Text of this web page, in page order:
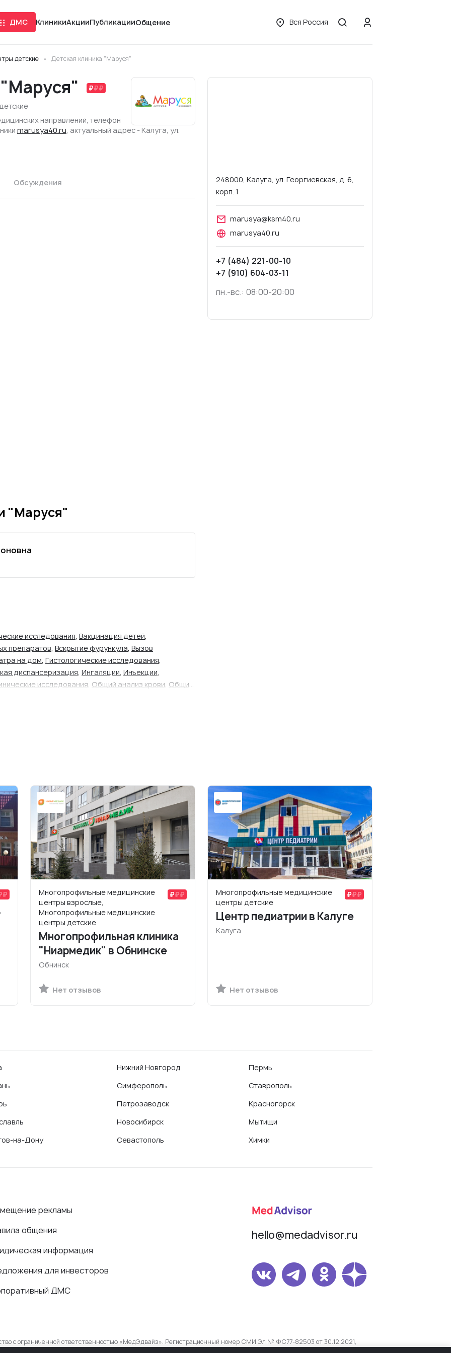
ДМС КлиникиАкцииПубликацииОбщение Вся Россия
детские Детская клиника "Маруся"
направлений, телефон
marusya40.ru, актуальный адрес - Калуга, ул.
Обсуждения
"Маруся"
исследования, Вакцинация детей,
препаратов, Вскрытие фурункула, Вызов
на дом, Гистологические исследования,
диспансеризация, Ингаляции, Инъекции,
исследования, Общий анализ крови, Общий
,СМТ,Спирография, Суточное
(СМАД),Теплотерапия (парафин, озокерит),
Удаление серных пробок,УЗИ мочевого
лимфоузлов ,УЗИ органов малого таза,УЗИ печени и
УЗИ селезенки,УЗИ суставов и
,УЗИ щитовидной железы,Ультразвуковое
сердечного ритма,
(ЭКГ) на дому,Электрофорез,
248000, Калуга, ул. Георгиевская, д. 6,
корп. 1
marusya@ksm40.ru
marusya40.ru
+7 (484) 221-00-10
+7 (910) 604-03-11
пн.-вс.: 08:00-20:00
Многопрофильные медицинские
центры взрослые,
Многопрофильные медицинские
центры детские
Многопрофильная клиника
"Ниармедик" в Обнинске
Обнинск
Нет отзывов
Многопрофильные медицинские
центры детские
Центр педиатрии в Калуге
Калуга
Нет отзывов
на-Дону
Нижний Новгород
Симферополь
Петрозаводск
Новосибирск
Севастополь
Пермь
Ставрополь
Красногорск
Мытищи
Химки
рекламы
общения
информация
для инвесторов
ДМС
hello@medadvisor.ru
с ограниченной ответственностью «МедЭдвайз». Регистрационный номер СМИ Эл № ФС77-82503 от 30.12.2021,